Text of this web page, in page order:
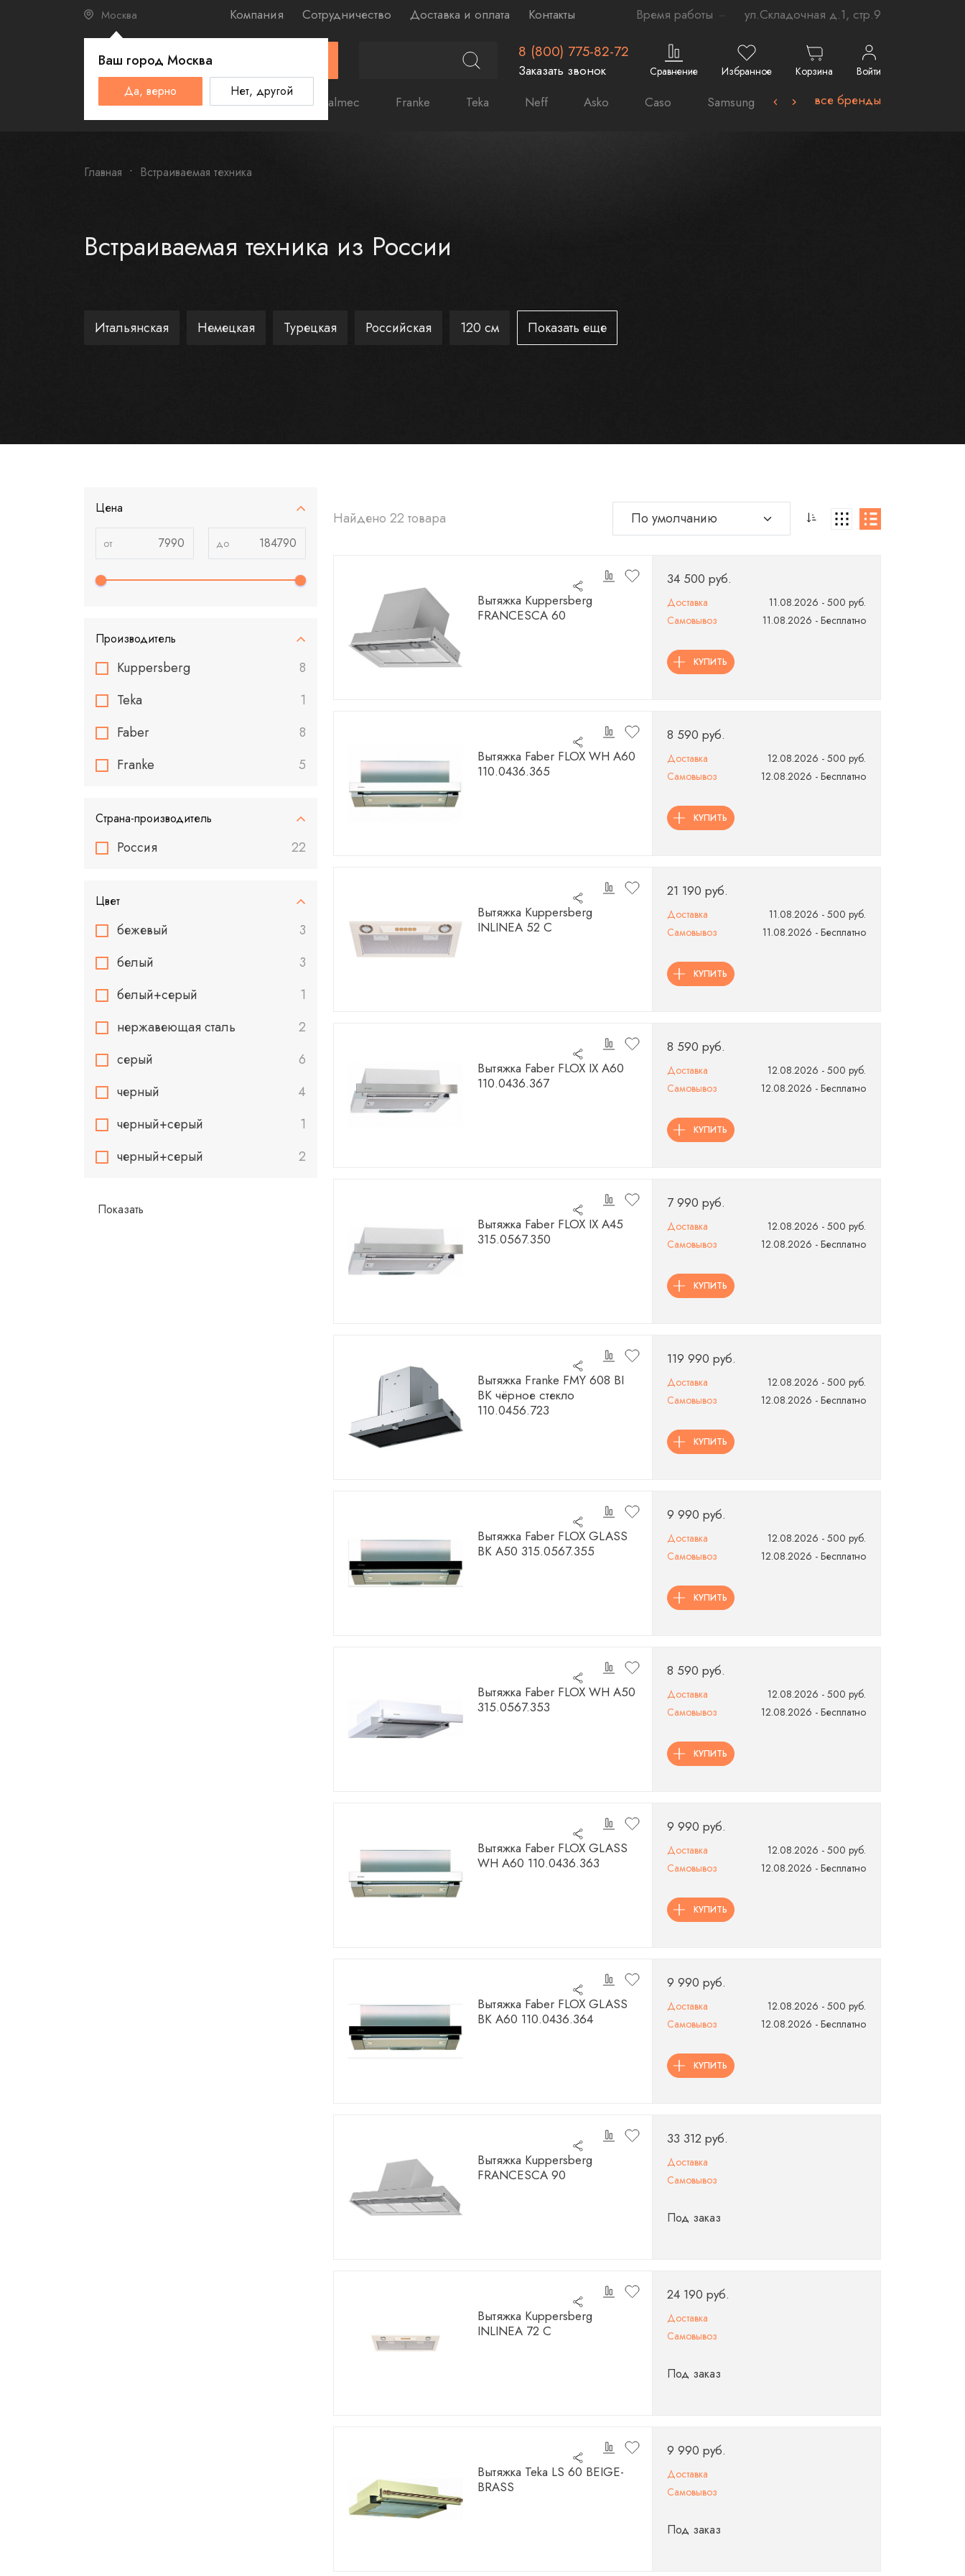
Москва
Ваш город Москва
Да, верно Нет, другой
Компания Сотрудничество Доставка и оплата Контакты Время работы ул.Складочная д.1, стр.9
8 (800) 775-82-72
Заказать звонок Сравнение Избранное Корзина Войти
Schulthess Smeg Omoikiri Falmec Franke Teka Neff Asko Caso Samsung- Avel VARD
все бренды
Главная Встраиваемая техника
Встраиваемая техника из России
Итальянская Немецкая Турецкая Российская 120 см Показать еще
Цена
Производитель
Kuppersberg
8
Teka
1
Faber
8
Franke
5
Страна-производитель
Россия 22
Цвет
бежевый
3
белый
3
белый+серый
1
нержавеющая сталь
2
серый
6
черный
4
черный+cерый
1
черный+серый
2
Найдено 22 товара
Вытяжка Kuppersberg
FRANCESCA 60
34 500 руб.
Доставка
11.08.2026 - 500 руб.
Самовывоз
11.08.2026 - Бесплатно
КУПИТЬ
Вытяжка Faber FLOX WH A60
110.0436.365
8 590 руб.
Доставка
12.08.2026 - 500 руб.
Самовывоз
12.08.2026 - Бесплатно
КУПИТЬ
Вытяжка Kuppersberg
INLINEA 52 C
21 190 руб.
Доставка
11.08.2026 - 500 руб.
Самовывоз
11.08.2026 - Бесплатно
КУПИТЬ
Вытяжка Faber FLOX IX A60
110.0436.367
8 590 руб.
Доставка
12.08.2026 - 500 руб.
Самовывоз
12.08.2026 - Бесплатно
КУПИТЬ
Вытяжка Faber FLOX IX A45
315.0567.350
7 990 руб.
Доставка
12.08.2026 - 500 руб.
Самовывоз
12.08.2026 - Бесплатно
КУПИТЬ
Вытяжка Franke FMY 608 BI
BK чёрное стекло
110.0456.723
119 990 руб.
Доставка
12.08.2026 - 500 руб.
Самовывоз
12.08.2026 - Бесплатно
КУПИТЬ
Вытяжка Faber FLOX GLASS
BK A50 315.0567.355
9 990 руб.
Доставка
12.08.2026 - 500 руб.
Самовывоз
12.08.2026 - Бесплатно
КУПИТЬ
Вытяжка Faber FLOX WH A50
315.0567.353
8 590 руб.
Доставка
12.08.2026 - 500 руб.
Самовывоз
12.08.2026 - Бесплатно
КУПИТЬ
Вытяжка Faber FLOX GLASS
WH A60 110.0436.363
9 990 руб.
Доставка
12.08.2026 - 500 руб.
Самовывоз
12.08.2026 - Бесплатно
КУПИТЬ
Вытяжка Faber FLOX GLASS
BK A60 110.0436.364
9 990 руб.
Доставка
12.08.2026 - 500 руб.
Самовывоз
12.08.2026 - Бесплатно
КУПИТЬ
Вытяжка Kuppersberg
FRANCESCA 90
33 312 руб.
Доставка
Самовывоз
Под заказ
Вытяжка Kuppersberg
INLINEA 72 C
24 190 руб.
Доставка
Самовывоз
Под заказ
Вытяжка Teka LS 60 BEIGE-
BRASS
9 990 руб.
Доставка
Самовывоз
Под заказ